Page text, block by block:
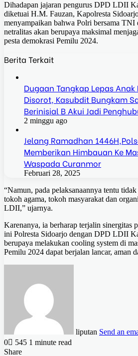
Dihadapan jajaran pengurus DPD LDII
diketuai H.M. Fauzan, Kapolresta
menyampaikan bahwa Polri bersama TNI
netralitas akan berupaya maksimal
pesta demokrasi Pemilu 2024.
Berita Terkait
Dugaan Tangkap Lepas
Disorot, Kasubdit Bungkam
Berinisial B Akui Jadi
2 minggu ago
Jelang Ramadhan
Memberikan Himbauan Ke
Waspada Curanmor
Februari 28, 2025
“Namun, pada pelaksanaannya tentu
tokoh agama, tokoh masyarakat dan
LDII,” ujarnya.
Karenanya, ia berharap terjalin sinergitas
ini Polresta Sidoarjo dengan DPD LDII
berupaya melakukan cooling system di
Pemilu 2024 dapat berjalan lancar, aman
liputan Send an
0
545 1 minute read
Share